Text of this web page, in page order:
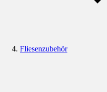
Fliesenzubehör